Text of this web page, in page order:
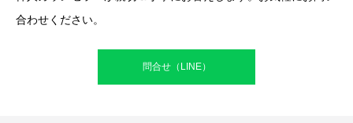
合わせください。
問合せ（LINE）